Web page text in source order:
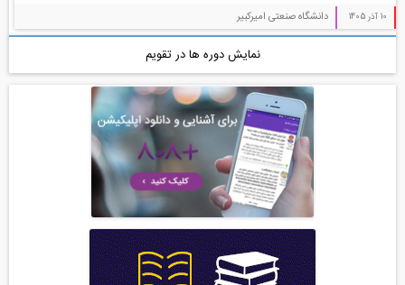
دانشگاه صنعتی امیرکبیر
نمایش دوره ها در تقویم